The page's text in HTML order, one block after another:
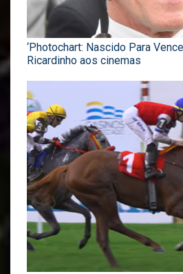
‘Photochart: Nascido Para
Ricardinho aos cinemas